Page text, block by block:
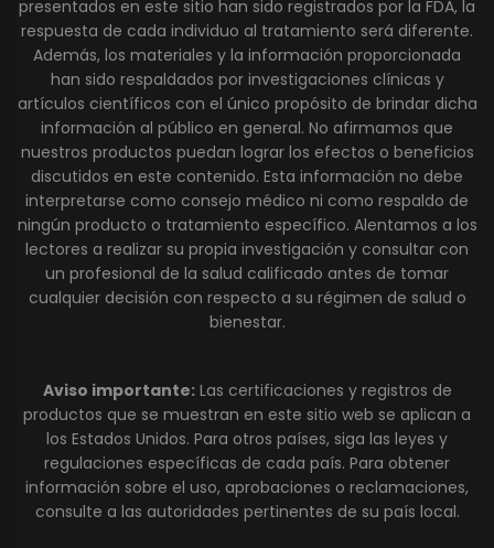
presentados en este sitio han sido registrados por la FDA, la
respuesta de cada individuo al tratamiento será diferente.
Además, los materiales y la información proporcionada
han sido respaldados por investigaciones clínicas y
artículos científicos con el único propósito de brindar dicha
información al público en general. No afirmamos que
nuestros productos puedan lograr los efectos o beneficios
discutidos en este contenido. Esta información no debe
interpretarse como consejo médico ni como respaldo de
ningún producto o tratamiento específico. Alentamos a los
lectores a realizar su propia investigación y consultar con
un profesional de la salud calificado antes de tomar
cualquier decisión con respecto a su régimen de salud o
bienestar.
Aviso importante:Las certificaciones y registros de
productos que se muestran en este sitio web se aplican a
los Estados Unidos. Para otros países, siga las leyes y
regulaciones específicas de cada país. Para obtener
información sobre el uso, aprobaciones o reclamaciones,
consulte a las autoridades pertinentes de su país local.